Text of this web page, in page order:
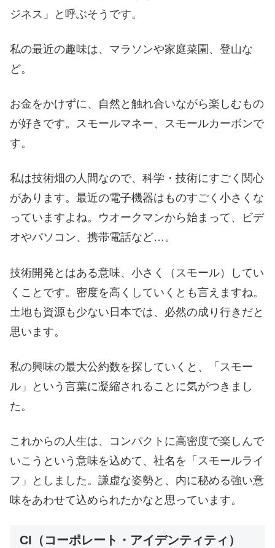
ジネス」と呼ぶそうです。
私の最近の趣味は、マラソンや家庭菜園、登山な
ど。
お金をかけずに、自然と触れ合いながら楽しむもの
が好きです。スモールマネー、スモールカーボンで
す。
私は技術畑の人間なので、科学・技術にすごく関心
があります。最近の電子機器はものすごく小さくな
っていますよね。ウオークマンから始まって、ビデ
オやパソコン、携帯電話など…。
技術開発とはある意味、小さく（スモール）してい
くことです。密度を高くしていくとも言えますね。
土地も資源も少ない日本では、必然の成り行きだと
思います。
私の興味の最大公約数を探していくと、「スモー
ル」という言葉に凝縮されることに気がつきまし
た。
これからの人生は、コンパクトに高密度で楽しんで
いこうという意味を込めて、社名を「スモールライ
フ」としました。謙虚な姿勢と、内に秘める強い意
味をあわせて込められたかなと思っています。
CI（コーポレート・アイデンティティ）